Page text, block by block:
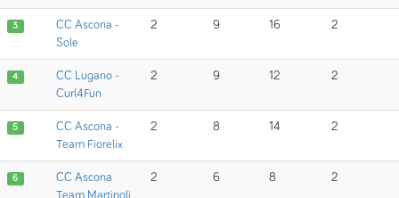
3
CC Ascona -
Sole
2 9 16 2
4
CC Lugano -
Curl4Fun
2 9 12 2
5
CC Ascona -
Team Fiorelix
2 8 14 2
6
CC Ascona
Team Martinoli
2 6 8 2